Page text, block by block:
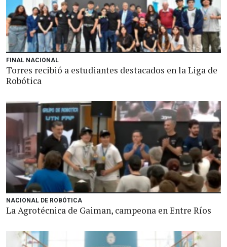
FINAL NACIONAL
Torres recibió a estudiantes destacados en la Liga de
Robótica
NACIONAL DE ROBÓTICA
La Agrotécnica de Gaiman, campeona en Entre Ríos